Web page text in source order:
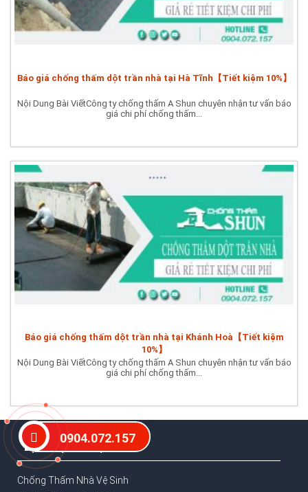
Báo giá chống thấm dột trần nhà tại Hà Tĩnh【Tiết kiệm 10%】
Nội Dung Bài ViếtCông ty chống thấm A Shun chuyên nhận tư vấn báo
giá chi phí chống thấm...
Báo giá chống thấm dột trần nhà tại Khánh Hoà【Tiết kiệm
10%】
Nội Dung Bài ViếtCông ty chống thấm A Shun chuyên nhận tư vấn báo
giá chi phí chống thấm...
DỊCH VỤ NỖI BẬT
Chống Thấm Nhà Vệ Sinh
0904.072.157